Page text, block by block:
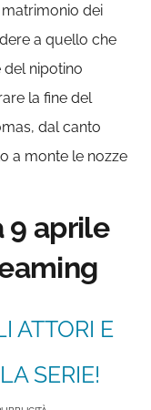
dei
a quello che
del nipotino
la fine del
dal canto
a monte le nozze
9 aprile
ATTORI E
SERIE!